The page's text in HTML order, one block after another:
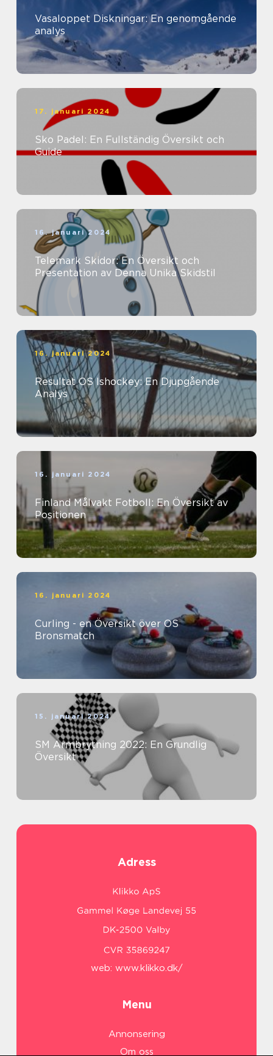
Vasaloppet Diskningar: En genomgående
analys
17. januari 2024
Sko Padel: En Fullständig Översikt och
Guide
16. januari 2024
Telemark Skidor: En Översikt och
Presentation av Denna Unika Skidstil
16. januari 2024
Resultat OS Ishockey: En Djupgående
Analys
16. januari 2024
Finland Målvakt Fotboll: En Översikt av
Positionen
16. januari 2024
Curling - en Översikt över OS
Bronsmatch
15. januari 2024
SM Armbrytning 2022: En Grundlig
Översikt
Adress
web: www.klikko.dk/
Menu
Annonsering
Om oss